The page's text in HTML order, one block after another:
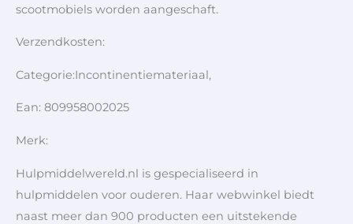
scootmobiels worden aangeschaft.
Verzendkosten:
Categorie:Incontinentiemateriaal,
Ean: 809958002025
Merk:
Hulpmiddelwereld.nl is gespecialiseerd in
hulpmiddelen voor ouderen. Haar webwinkel biedt
naast meer dan 900 producten een uitstekende